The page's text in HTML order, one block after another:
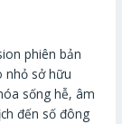
phiên bản
nhỏ sở hữu
sống hễ, âm
đến số đông